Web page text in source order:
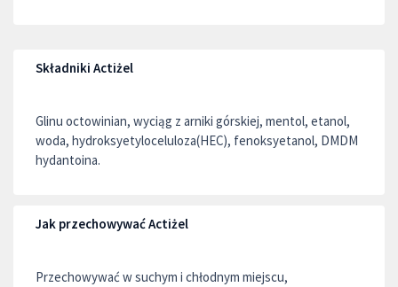
Składniki Actiżel
Glinu octowinian, wyciąg z arniki górskiej, mentol, etanol,
woda, hydroksyetyloceluloza(HEC), fenoksyetanol, DMDM
hydantoina.
Jak przechowywać Actiżel
Przechowywać w suchym i chłodnym miejscu,